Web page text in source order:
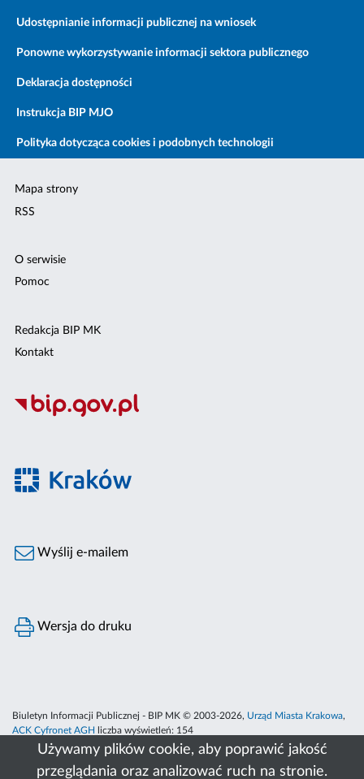
Używamy plików cookie, aby poprawić jakość
przeglądania oraz analizować ruch na stronie.
Udostępnianie informacji publicznej na wniosek
Ponowne wykorzystywanie informacji sektora publicznego
Deklaracja dostępności
Instrukcja BIP MJO
Polityka dotycząca cookies i podobnych technologii
Mapa strony
RSS
O serwisie
Pomoc
Redakcja BIP MK
Kontakt
Wyślij e-mailem
Wersja do druku
Biuletyn Informacji Publicznej - BIP MK © 2003-2026, Urząd Miasta Krakowa,
ACK Cyfronet AGH
liczba wyświetleń: 154